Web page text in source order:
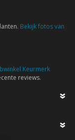
Bekijk fotos van
Keurmerk
reviews.